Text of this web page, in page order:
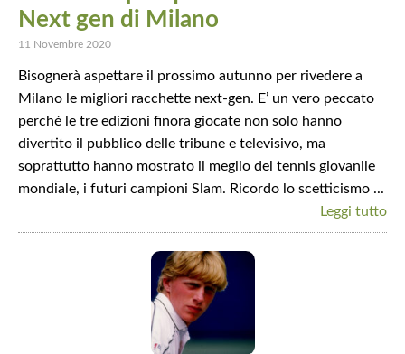
Next gen di Milano
11 Novembre 2020
Bisognerà aspettare il prossimo autunno per rivedere a
Milano le migliori racchette next-gen. E’ un vero peccato
perché le tre edizioni finora giocate non solo hanno
divertito il pubblico delle tribune e televisivo, ma
soprattutto hanno mostrato il meglio del tennis giovanile
mondiale, i futuri campioni Slam. Ricordo lo scetticismo ...
Leggi tutto